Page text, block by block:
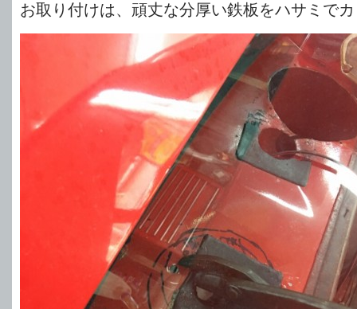
お取り付けは、頑丈な分厚い鉄板をハサミで